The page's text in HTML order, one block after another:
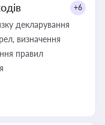
+6
декларування
визначення
правил